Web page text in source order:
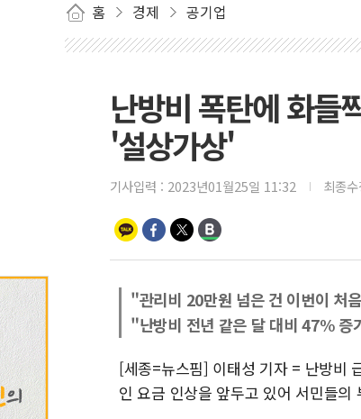
홈 경제 공기업
난방비 폭탄에 화
'설상가상'
기사입력 : 2023년01월25일 11:32 최종
"관리비 20만원 넘은 건 이번이 처
"난방비 전년 같은 달 대비 47% 증
[세종=뉴스핌] 이태성 기자 = 난방비
인 요금 인상을 앞두고 있어 서민들